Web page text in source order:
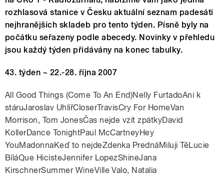
rozhlasová stanice v Česku aktuální seznam padesáti
nejhranějších skladeb pro tento týden. Písně byly na
počátku seřazeny podle abecedy. Novinky v přehledu
jsou každý týden přidávány na konec tabulky.
43. týden ~ 22.-28. října 2007
All Good Things (Come To An End)Nelly FurtadoAni k
stáruJaroslav UhlířCloserTravisCry For HomeVan
Morrison, Tom JonesČas nejde vzít zpátkyDavid
KollerDance TonightPaul McCartneyHey
YouMadonnaKeď to nejdeZdenka PrednáMiluji TěLucie
BíláQue HicisteJennifer LopezShineJana
KirschnerSummer WineVille Valo, Natalia